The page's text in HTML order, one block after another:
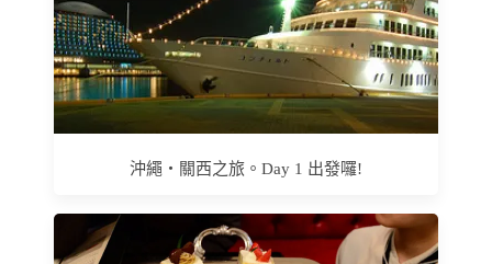
沖繩‧關西之旅。Day 1 出發囉!